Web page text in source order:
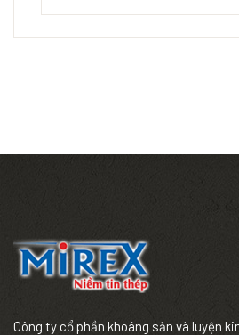
Công ty cổ phần khoáng sản và luyện